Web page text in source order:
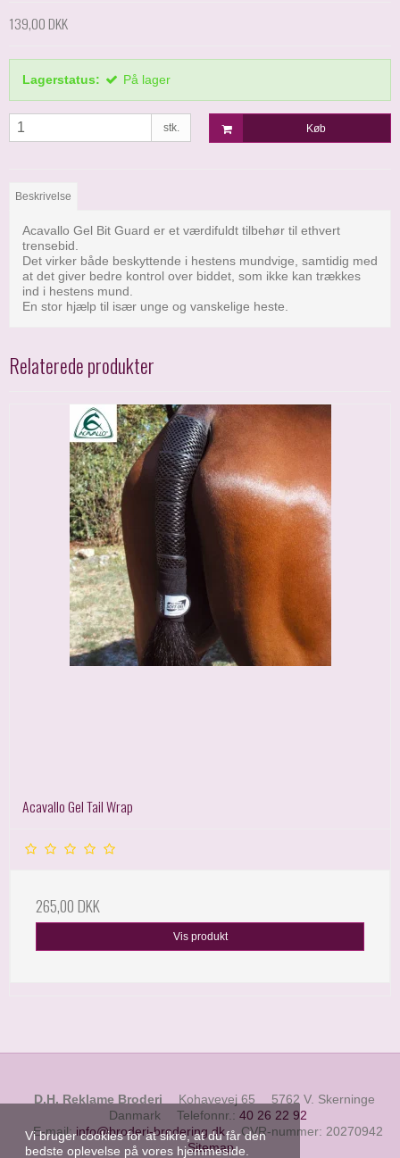
Vi bruger cookies for at sikre, at du får den
bedste oplevelse på vores hjemmeside.
139,00 DKK
Lagerstatus: På lager
stk. Køb
Beskrivelse
Acavallo Gel Bit Guard er et værdifuldt tilbehør til ethvert
trensebid.
Det virker både beskyttende i hestens mundvige, samtidig med
at det giver bedre kontrol over biddet, som ikke kan trækkes
ind i hestens mund.
En stor hjælp til især unge og vanskelige heste.
Relaterede produkter
Acavallo Gel Tail Wrap
265,00 DKK
Vis produkt
D.H. Reklame Broderi Kohavevej 65
5762 V. Skerninge
Danmark
Telefonnr. : 40 26 22 92
E-mail: info@broderi-brodering.dk CVR-nummer: 20270942
Sitemap